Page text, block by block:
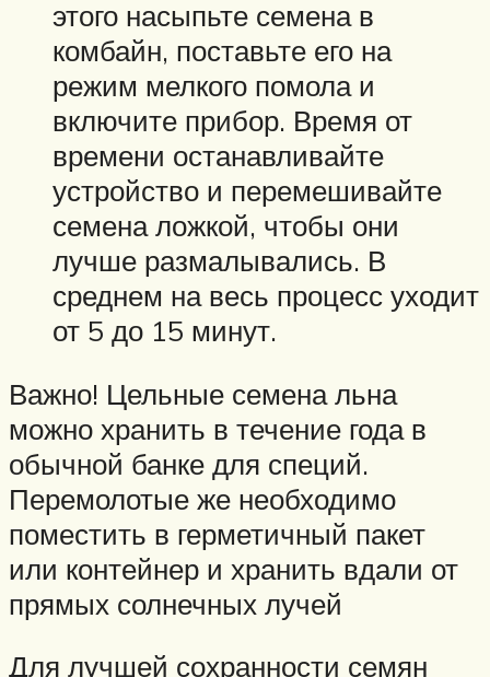
этого насыпьте семена в
комбайн, поставьте его на
режим мелкого помола и
включите прибор. Время от
времени останавливайте
устройство и перемешивайте
семена ложкой, чтобы они
лучше размалывались. В
среднем на весь процесс уходит
от 5 до 15 минут.
Важно! Цельные семена льна
можно хранить в течение года в
обычной банке для специй.
Перемолотые же необходимо
поместить в герметичный пакет
или контейнер и хранить вдали от
прямых солнечных лучей
Для лучшей сохранности семян